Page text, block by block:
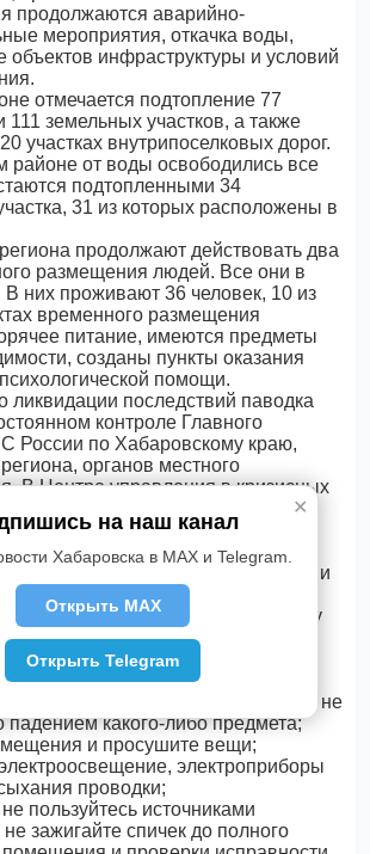
продолжаются аварийно-
мероприятия, откачка воды,
объектов инфраструктуры и условий
отмечается подтопление 77
111 земельных участков, а также
участках внутрипоселковых дорог.
районе от воды освободились все
подтопленными 34
31 из которых расположены в
продолжают действовать два
размещения людей. Все они в
них проживают 36 человек, 10 из
временного размещения
питание, имеются предметы
созданы пункты оказания
помощи.
ликвидации последствий паводка
контроле Главного
России по Хабаровскому краю,
органов местного
В Центре управления в кризисных
региона организован
и анализ поступающей
для проведения аварийно-
работ привлечено 212 человек и
в том числе 14 плавсредств.
МЧС России по Хабаровскому
всем жителям и гостям края о
мер безопасности.
войти в здание или дом проверьте, не
падением какого-либо предмета;
и просушите вещи;
электроприборы
проводки;
пользуйтесь источниками
не зажигайте спичек до полного
✕
на наш канал
Хабаровска в MAX и Telegram.
Открыть MAX
Открыть Telegram